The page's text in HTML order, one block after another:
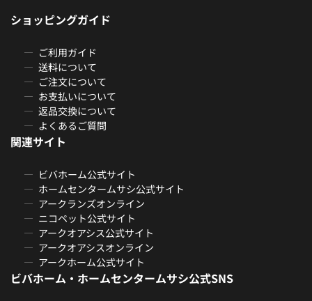
ショッピングガイド
ご利用ガイド
送料について
ご注文について
お支払いについて
返品交換について
よくあるご質問
関連サイト
ビバホーム公式サイト
ホームセンタームサシ公式サイト
アークランズオンライン
ニコペット公式サイト
アークオアシス公式サイト
アークオアシスオンライン
アークホーム公式サイト
ビバホーム・ホームセンタームサシ公式SNS